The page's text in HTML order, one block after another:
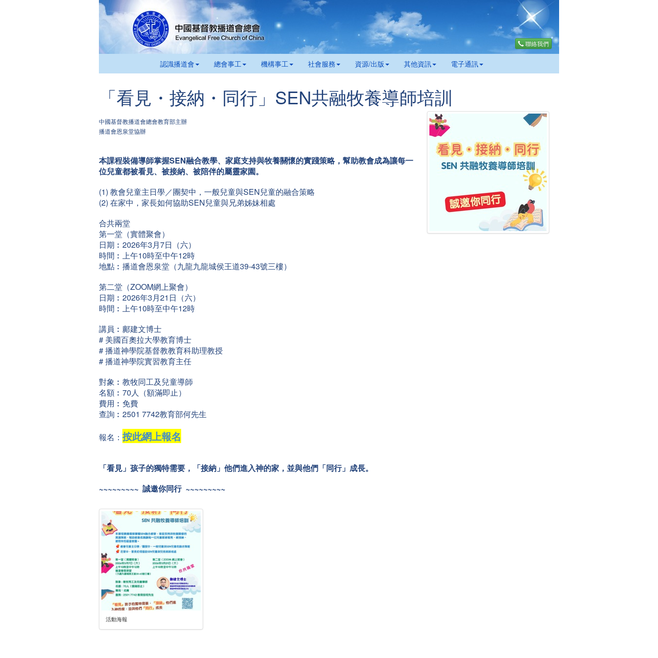
聯絡我們
認識播道會 總會事工 機構事工 社會服務 資源/出版 其他資訊 電子通訊
「看見・接納・同行」SEN共融牧養導師培訓
中國基督教播道會總會教育部主辦
播道會恩泉堂協辦
本課程裝備導師掌握SEN融合教學、家庭支持與牧養關懷的實踐策略，幫助教會成為讓每一
位兒童都被看見、被接納、被陪伴的屬靈家園。
(1) 教會兒童主日學／團契中，一般兒童與SEN兒童的融合策略
(2) 在家中，家長如何協助SEN兒童與兄弟姊妹相處
合共兩堂
第一堂（實體聚會）
日期︰2026年3月7日（六）
時間︰上午10時至中午12時
地點︰播道會恩泉堂（九龍九龍城侯王道39-43號三樓）
第二堂（ZOOM網上聚會）
日期︰2026年3月21日（六）
時間︰上午10時至中午12時
講員︰鄺建文博士
# 美國百奧拉大學教育博士
# 播道神學院基督教教育科助理教授
# 播道神學院實習教育主任
對象︰教牧同工及兒童導師
名額︰70人（額滿即止）
費用︰免費
查詢︰2501 7742教育部何先生
報名： 按此網上報名
「看見」孩子的獨特需要，「接納」他們進入神的家，並與他們「同行」成長。
~~~~~~~~~ 誠邀你同行 ~~~~~~~~~
活動海報